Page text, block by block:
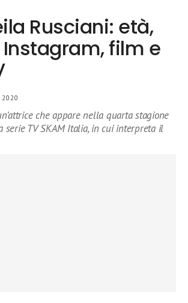
Rusciani: età,
Instagram, film e
che appare nella quarta stagione
serie TV SKAM Italia, in cui interpreta il